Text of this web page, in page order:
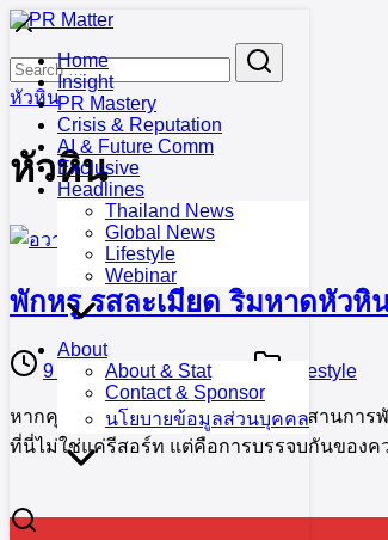
Skip
contentHome
Insight
PR Mastery
Crisis & Reputation
AI & Future Comm
Exclusive
Headlines
Thailand News
Global News
Lifestyle
Webinar
About
About & Stat
Contact & Sponsor
นโยบายข้อมูลส่วนบุคคล
Search
for:
หัวหิน
หัวหิน
พักหรู รสละเมียด ริมหาดหัวหิ
9 June 20259 June 2025 Lifestyle
หากคุณกำลังมองหาที่พักริมทะเลที่ผสานการพั
ที่นี่ไม่ใช่แค่รีสอร์ท แต่คือการบรรจบกันของ